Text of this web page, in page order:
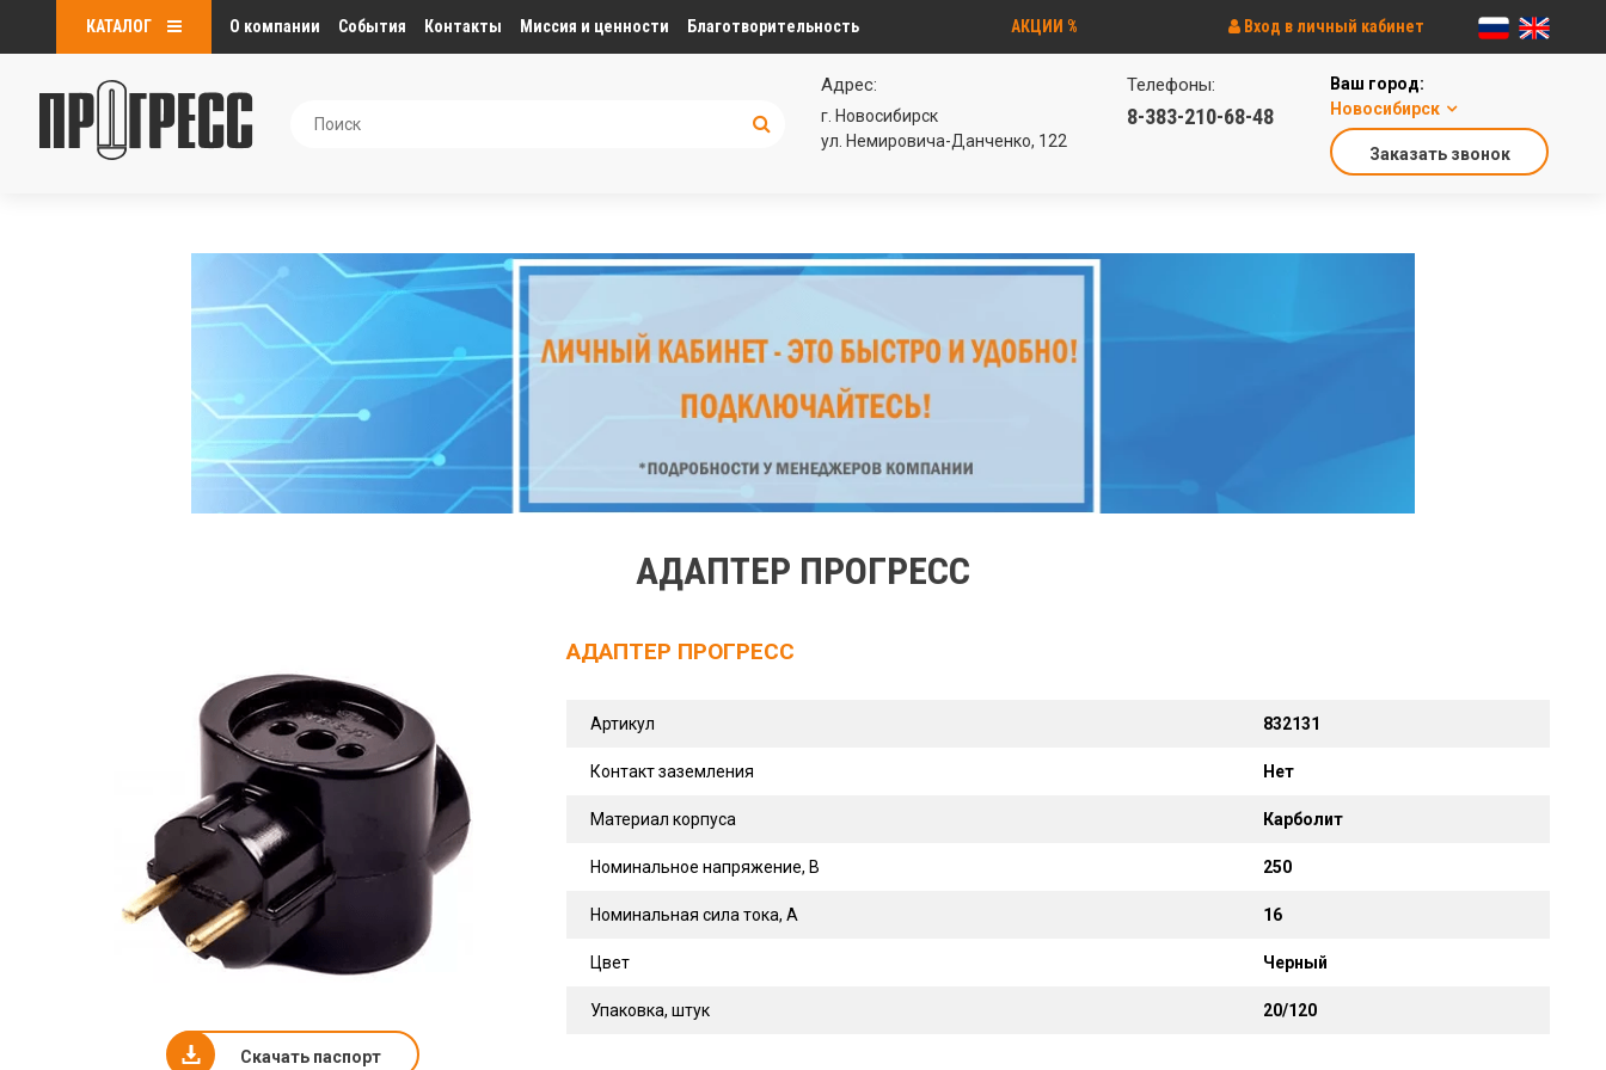
КАТАЛОГ О компании События Контакты Миссия и ценности Благотворительность АКЦИИ % Вход в личный кабинет
Адрес:
г. Новосибирск
ул. Немировича-Данченко, 122
Телефоны:
8-383-210-68-48
Ваш город:
Новосибирск
Заказать звонок
АДАПТЕР ПРОГРЕСС
Скачать паспорт
АДАПТЕР ПРОГРЕСС
Артикул 832131
Контакт заземления Нет
Материал корпуса Карболит
Номинальное напряжение, В 250
Номинальная сила тока, А 16
Цвет Черный
Упаковка, штук 20/120